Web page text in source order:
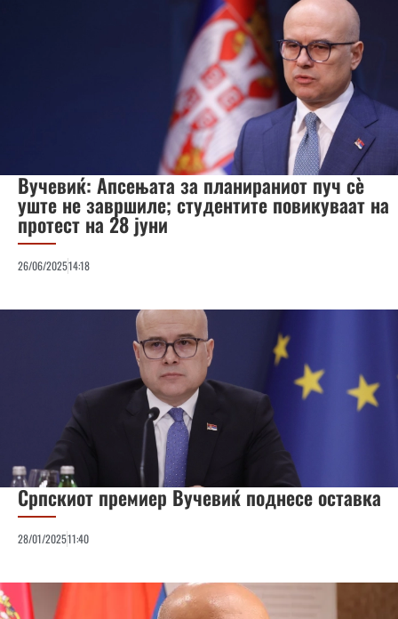
Вучевиќ: Апсењата за планираниот пуч сè
уште не завршиле; студентите повикуваат на
протест на 28 јуни
26/06/202514:18
Српскиот премиер Вучевиќ поднесе оставка
28/01/202511:40